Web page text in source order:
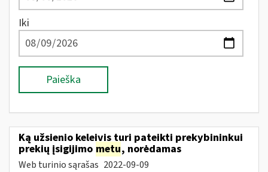
Iki
Paieška
Ką užsienio keleivis turi pateikti prekybininkui
prekių įsigijimo metu, norėdamas
Web turinio sąrašas 2022-09-09